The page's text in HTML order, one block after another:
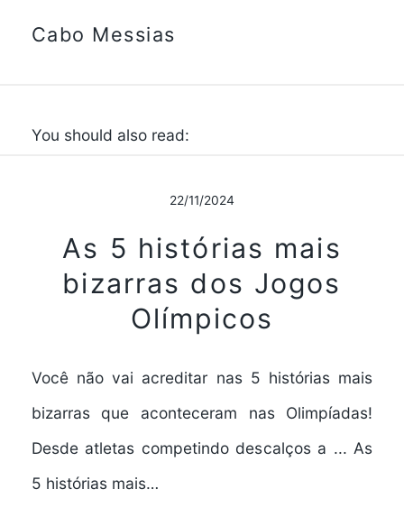
Cabo Messias
You should also read:
22/11/2024
As 5 histórias mais
bizarras dos Jogos
Olímpicos
Você não vai acreditar nas 5 histórias mais
bizarras que aconteceram nas Olimpíadas!
Desde atletas competindo descalços a ... As
5 histórias mais…